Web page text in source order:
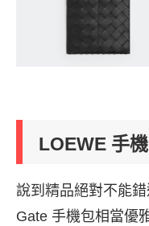
LOEWE 手
說到精品絕對不能
Gate 手機包相當優